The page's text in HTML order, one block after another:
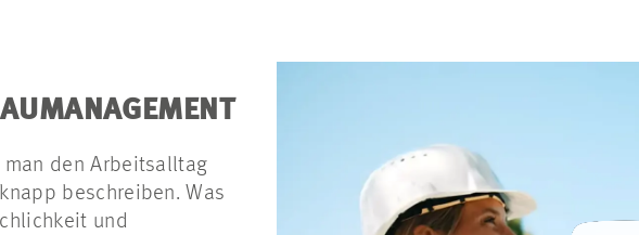
den Arbeitsalltag
beschreiben. Was
und